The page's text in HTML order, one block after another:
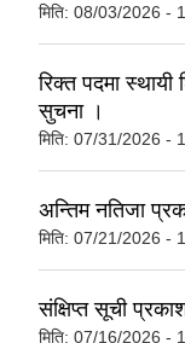
मिति: 08/03/2026 -
रिक्त पदमा स्थायी
सुचना ।
मिति: 07/31/2026 -
अन्तिम नतिजा
मिति: 07/21/2026 -
संक्षिप्त सूची
मिति: 07/16/2026 -